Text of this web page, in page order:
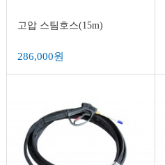
고압 스팀호스(15m)
286,000원